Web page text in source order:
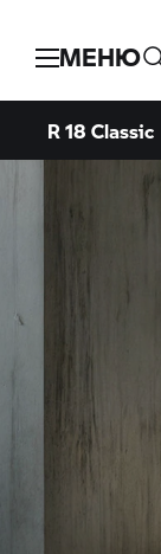
МЕНЮ
R 18 Classic